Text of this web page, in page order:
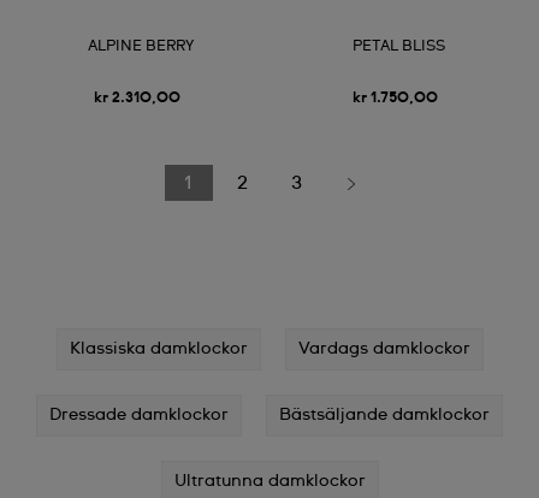
ALPINE BERRY
kr 2.310,00
PETAL BLISS
kr 1.750,00
1 2 3
Klassiska damklockor Vardags damklockor
Dressade damklockor Bästsäljande damklockor
Ultratunna damklockor